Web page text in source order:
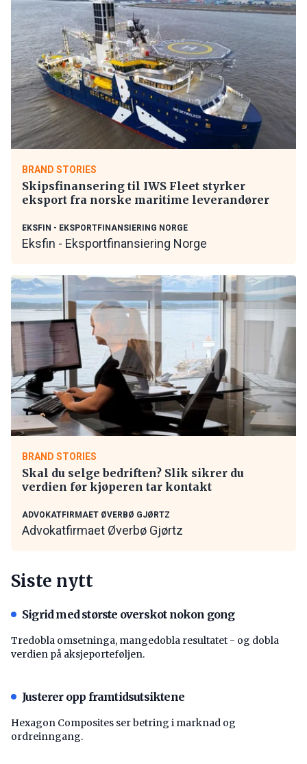
BRAND STORIES
Skipsfinansering til IWS Fleet styrker
eksport fra norske maritime leverandører
EKSFIN - EKSPORTFINANSIERING NORGE
Eksfin - Eksportfinansiering Norge
BRAND STORIES
Skal du selge bedriften? Slik sikrer du
verdien før kjøperen tar kontakt
ADVOKATFIRMAET ØVERBØ GJØRTZ
Advokatfirmaet Øverbø Gjørtz
Siste nytt
Sigrid med største overskot nokon gong
Tredobla omsetninga, mangedobla resultatet - og dobla
verdien på aksjeporteføljen.
Justerer opp framtidsutsiktene
Hexagon Composites ser betring i marknad og
ordreinngang.